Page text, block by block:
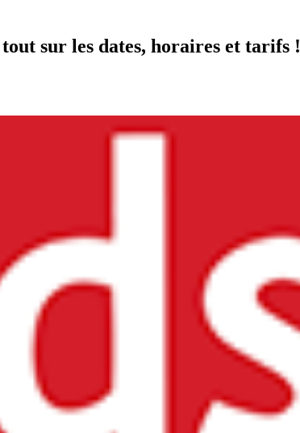
sur les dates, horaires et tarifs !